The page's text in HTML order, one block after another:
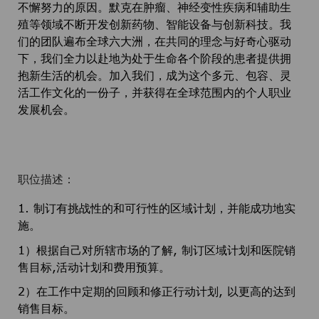
不懈努力的原因。默克在肿瘤、神经变性疾病和辅助生
殖等领域不断开发创新药物、智能设备与创新科技。我
们的团队遍布全球六大洲，在共同的理念与好奇心驱动
下，我们全力以赴地为处于生命各个阶段的患者提供拥
抱新生活的机会。加入我们，成为这个多元、包容、灵
活工作文化的一份子，并获得在全球范围内的个人职业
发展机会。
职位描述：
1. 制订有挑战性的和可行性的区域计划，并能成功地实
施。
1）根据自己对所辖市场的了解, 制订区域计划和医院销
售目标,活动计划和费用预算。
2）在工作中定期的回顾和修正行动计划, 以更高的达到
销售目标。